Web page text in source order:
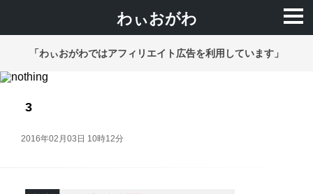
わぃおがわ
「わぃおがわではアフィリエイト広告を利用しています」
3
2016年02月03日 10時12分